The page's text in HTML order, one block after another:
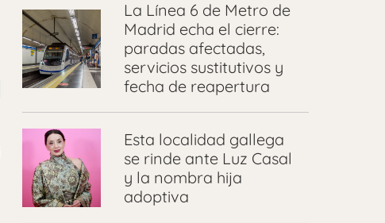
La Línea 6 de Metro de
Madrid echa el cierre:
paradas afectadas,
servicios sustitutivos y
fecha de reapertura
Esta localidad gallega
se rinde ante Luz Casal
y la nombra hija
adoptiva